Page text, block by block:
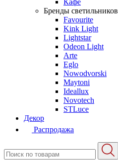
Кафе
Бренды светильников
Favourite
Kink Light
Lightstar
Odeon Light
Arte
Eglo
Nowodvorski
Maytoni
Ideallux
Novotech
STLuce
Декор
Распродажа